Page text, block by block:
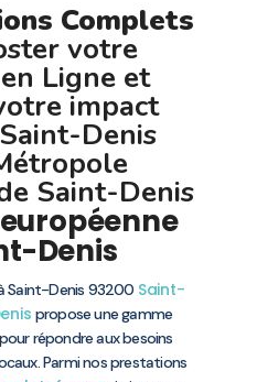
Complets
votre
Ligne et
impact
Denis
Saint-Denis
Denis
Saint-Denis 93200 Saint-
propose une gamme
répondre aux besoins
Parmi nos prestations